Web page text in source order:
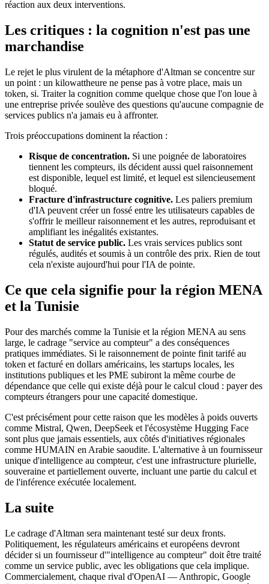
réaction aux deux interventions.
Les critiques : la cognition n'est pas une
marchandise
Le rejet le plus virulent de la métaphore d'Altman se concentre sur
un point : un kilowattheure ne pense pas à votre place, mais un
token, si. Traiter la cognition comme quelque chose que l'on loue à
une entreprise privée soulève des questions qu'aucune compagnie de
services publics n'a jamais eu à affronter.
Trois préoccupations dominent la réaction :
Risque de concentration. Si une poignée de laboratoires
tiennent les compteurs, ils décident aussi quel raisonnement
est disponible, lequel est limité, et lequel est silencieusement
bloqué.
Fracture d'infrastructure cognitive. Les paliers premium
d'IA peuvent créer un fossé entre les utilisateurs capables de
s'offrir le meilleur raisonnement et les autres, reproduisant et
amplifiant les inégalités existantes.
Statut de service public. Les vrais services publics sont
régulés, audités et soumis à un contrôle des prix. Rien de tout
cela n'existe aujourd'hui pour l'IA de pointe.
Ce que cela signifie pour la région MENA
et la Tunisie
Pour des marchés comme la Tunisie et la région MENA au sens
large, le cadrage "service au compteur" a des conséquences
pratiques immédiates. Si le raisonnement de pointe finit tarifé au
token et facturé en dollars américains, les startups locales, les
institutions publiques et les PME subiront la même courbe de
dépendance que celle qui existe déjà pour le calcul cloud : payer des
compteurs étrangers pour une capacité domestique.
C'est précisément pour cette raison que les modèles à poids ouverts
comme Mistral, Qwen, DeepSeek et l'écosystème Hugging Face
sont plus que jamais essentiels, aux côtés d'initiatives régionales
comme HUMAIN en Arabie saoudite. L'alternative à un fournisseur
unique d'intelligence au compteur, c'est une infrastructure plurielle,
souveraine et partiellement ouverte, incluant une partie du calcul et
de l'inférence exécutée localement.
La suite
Le cadrage d'Altman sera maintenant testé sur deux fronts.
Politiquement, les régulateurs américains et européens devront
décider si un fournisseur d'"intelligence au compteur" doit être traité
comme un service public, avec les obligations que cela implique.
Commercialement, chaque rival d'OpenAI — Anthropic, Google